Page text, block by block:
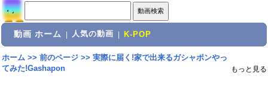
動画 ホーム 人気の動画 K-POP
ホーム>> 前のページ>> 実際に届く!家で出来るガシャポンやっ
てみた!Gashapon
もっと見る